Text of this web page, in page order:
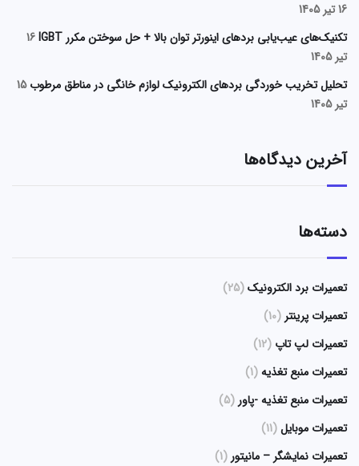
16 تیر 1405
تکنیک‌های عیب‌یابی بردهای اینورتر توان بالا + حل سوختن مکرر IGBT
16
تیر 1405
تحلیل تخریب خوردگی بردهای الکترونیک لوازم خانگی در مناطق مرطوب 15
تیر 1405
آخرین دیدگاه‌ها
دسته‌ها
تعمیرات برد الکترونیک(25)
تعمیرات پرینتر (10)
تعمیرات لپ تاپ (12)
تعمیرات منبع تغذیه(1)
تعمیرات منبع تغذیه -پاور (5)
تعمیرات موبایل(11)
تعمیرات نمایشگر – مانیتور (1)